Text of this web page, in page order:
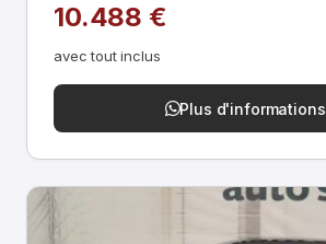
10.488 €
avec tout inclus
Plus d'informations